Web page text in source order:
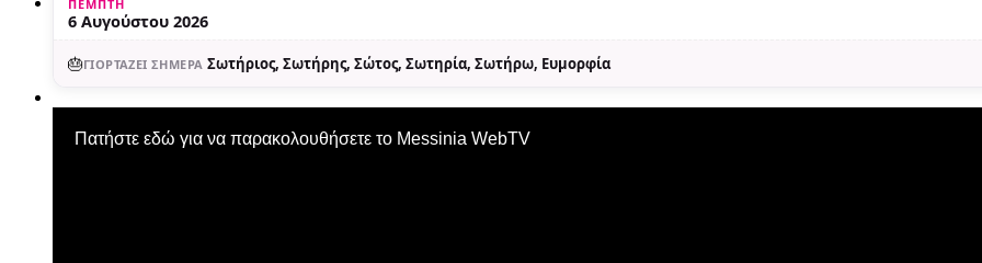
ΠΈΜΠΤΗ
6 Αυγούστου 2026
🎂ΓΙΟΡΤΆΖΕΙ ΣΉΜΕΡΑ Σωτήριος, Σωτήρης, Σώτος, Σωτηρία, Σωτήρω, Ευμορφία
Πατήστε εδώ για να παρακολουθήσετε το Messinia WebTV